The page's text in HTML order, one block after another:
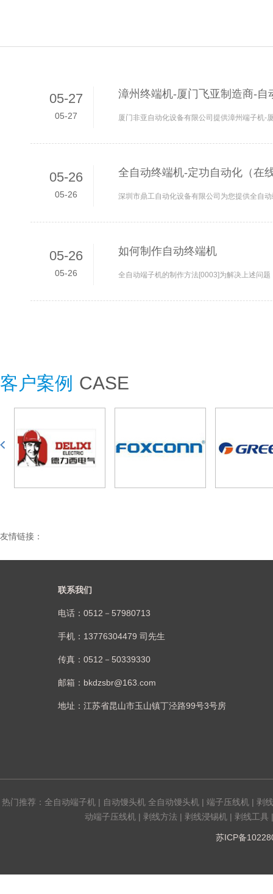
05-27
05-27
漳州终端机-厦门飞亚制造商-自
05-26
05-26
全自动终端机-定功自动化（在
05-26
05-26
如何制作自动终端机
客户案例 CASE
友情链接：
联系我们
电话：0512－57980713
手机：13776304479 司先生
传真：0512－50339330
邮箱：bkdzsbr@163.com
地址：江苏省昆山市玉山镇丁泾路99号3号房
热门推荐： 全自动端子机 | 自动馒头机 全自动馒头机 | 端子压线机 | 剥
动端子压线机 | 剥线方法 | 剥线浸锡机 | 剥线工具 |
苏ICP备